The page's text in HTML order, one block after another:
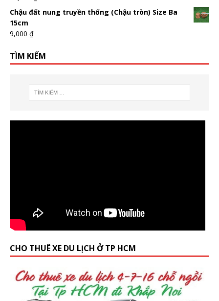
Chậu đất nung truyền thống (Chậu tròn) Size Ba
15cm
9,000 ₫
TÌM KIẾM
CHO THUÊ XE DU LỊCH Ở TP HCM